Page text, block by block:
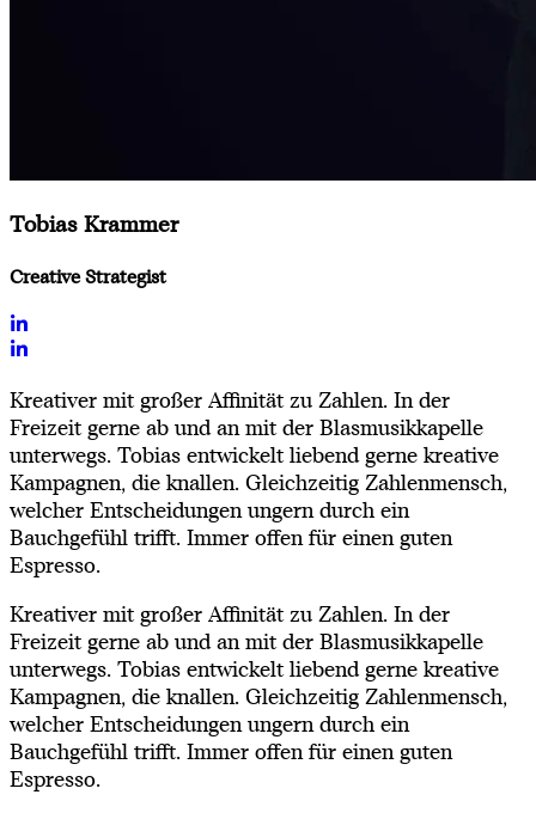
Tobias Krammer
Creative Strategist
Kreativer mit großer Affinität zu Zahlen. In der
Freizeit gerne ab und an mit der Blasmusikkapelle
unterwegs. Tobias entwickelt liebend gerne kreative
Kampagnen, die knallen. Gleichzeitig Zahlenmensch,
welcher Entscheidungen ungern durch ein
Bauchgefühl trifft. Immer offen für einen guten
Espresso.
Kreativer mit großer Affinität zu Zahlen. In der
Freizeit gerne ab und an mit der Blasmusikkapelle
unterwegs. Tobias entwickelt liebend gerne kreative
Kampagnen, die knallen. Gleichzeitig Zahlenmensch,
welcher Entscheidungen ungern durch ein
Bauchgefühl trifft. Immer offen für einen guten
Espresso.